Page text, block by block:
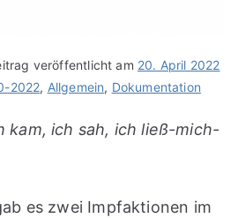
veröffentlicht am 20. April 2022
2022, Allgemein, Dokumentation
kam, ich sah, ich ließ-mich-
es zwei Impfaktionen im